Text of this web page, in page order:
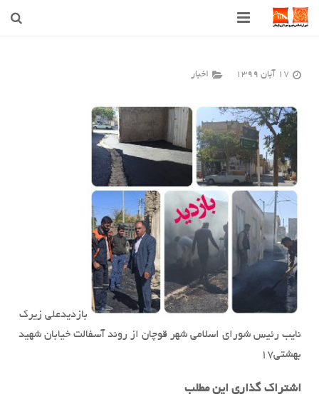
شورای اسلامی شهر قوچان
اخبار روز
قوچان
ارتباط با ما
17 آبان 1399 اخبار
بازدیدعلی زیرک
نایب رئیس شورای اسلامی شهر قوچان از روند آسفالت خیابان شهید
بهشتی۱۷
اشتراک گذاری این مطلب